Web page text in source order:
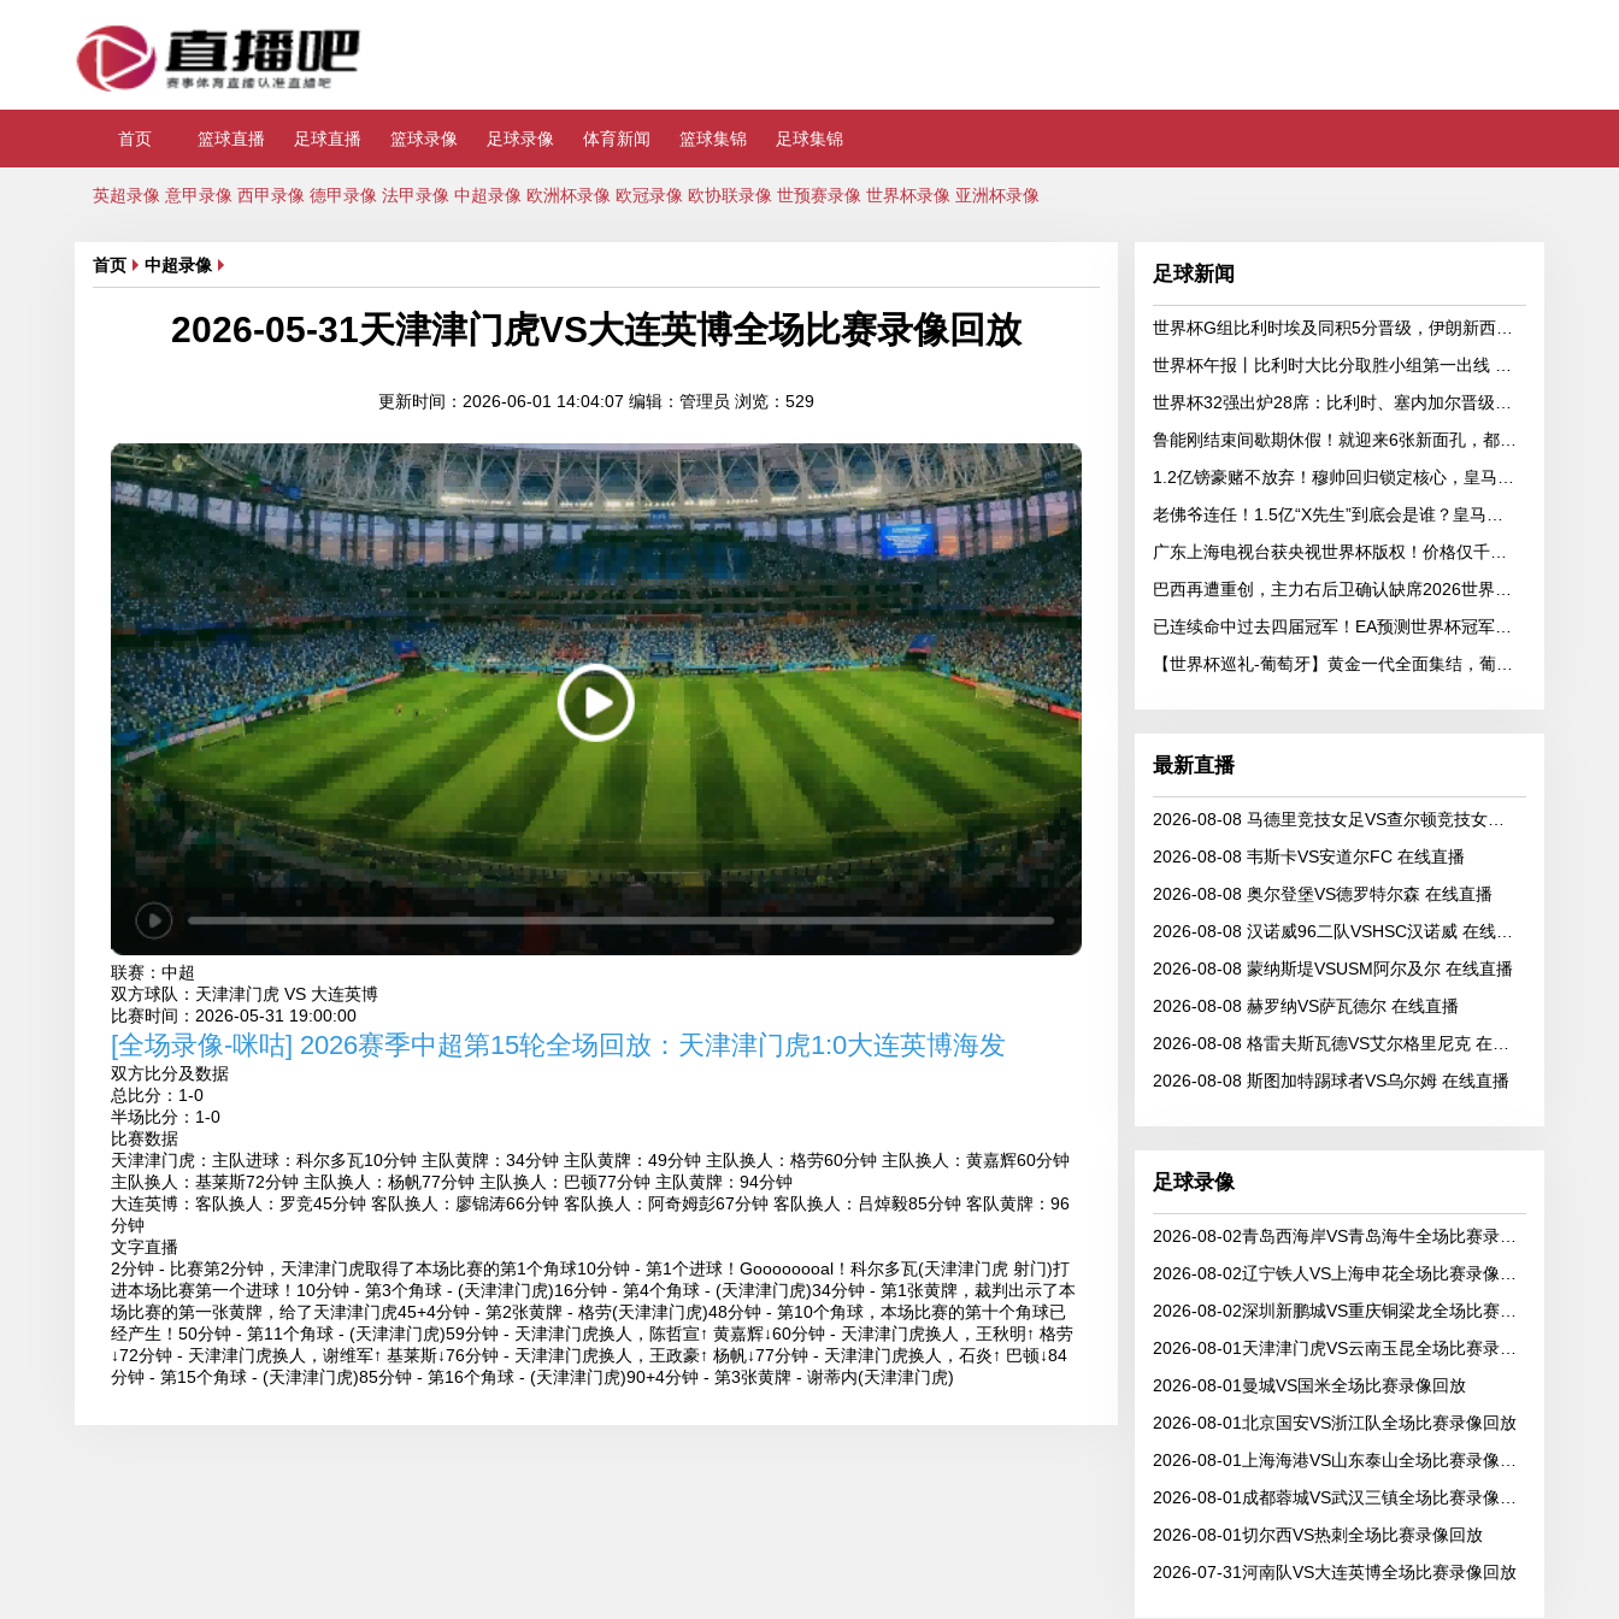
首页 篮球直播 足球直播 篮球录像 足球录像 体育新闻 篮球集锦 足球集锦
英超录像 意甲录像 西甲录像 德甲录像 法甲录像 中超录像 欧洲杯录像 欧冠录像 欧协联录像 世预赛录像 世界杯录像 亚洲杯录像
首页 中超录像
2026-05-31天津津门虎VS大连英博全场比赛录像回放
更新时间：2026-06-01 14:04:07 编辑：管理员 浏览：529
联赛： 中超
双方球队： 天津津门虎 VS 大连英博
比赛时间： 2026-05-31 19:00:00
[全场录像-咪咕] 2026赛季中超第15轮全场回放：天津津门虎1:0大连英博海发
双方比分及数据
总比分：1-0
半场比分：1-0
比赛数据
天津津门虎：主队进球：科尔多瓦10分钟 主队黄牌：34分钟 主队黄牌：49分钟 主队换人：格劳60分钟 主队换人：黄嘉辉60分钟
主队换人：基莱斯72分钟 主队换人：杨帆77分钟 主队换人：巴顿77分钟 主队黄牌：94分钟
大连英博：客队换人：罗竞45分钟 客队换人：廖锦涛66分钟 客队换人：阿奇姆彭67分钟 客队换人：吕焯毅85分钟 客队黄牌：96
分钟
文字直播
2分钟 - 比赛第2分钟，天津津门虎取得了本场比赛的第1个角球10分钟 - 第1个进球！Goooooooal！科尔多瓦(天津津门虎 射门)打
进本场比赛第一个进球！10分钟 - 第3个角球 - (天津津门虎)16分钟 - 第4个角球 - (天津津门虎)34分钟 - 第1张黄牌，裁判出示了本
场比赛的第一张黄牌，给了天津津门虎45+4分钟 - 第2张黄牌 - 格劳(天津津门虎)48分钟 - 第10个角球，本场比赛的第十个角球已
经产生！50分钟 - 第11个角球 - (天津津门虎)59分钟 - 天津津门虎换人，陈哲宣↑ 黄嘉辉↓60分钟 - 天津津门虎换人，王秋明↑ 格劳
↓72分钟 - 天津津门虎换人，谢维军↑ 基莱斯↓76分钟 - 天津津门虎换人，王政豪↑ 杨帆↓77分钟 - 天津津门虎换人，石炎↑ 巴顿↓84
分钟 - 第15个角球 - (天津津门虎)85分钟 - 第16个角球 - (天津津门虎)90+4分钟 - 第3张黄牌 - 谢蒂内(天津津门虎)
足球新闻
最新直播
2026-08-08 韦斯卡VS安道尔FC 在线直播
2026-08-08 奥尔登堡VS德罗特尔森 在线直播
2026-08-08 蒙纳斯堤VSUSM阿尔及尔 在线直播
2026-08-08 赫罗纳VS萨瓦德尔 在线直播
2026-08-08 斯图加特踢球者VS乌尔姆 在线直播
足球录像
2026-08-01曼城VS国米全场比赛录像回放
2026-08-01北京国安VS浙江队全场比赛录像回放
2026-08-01切尔西VS热刺全场比赛录像回放
2026-07-31河南队VS大连英博全场比赛录像回放